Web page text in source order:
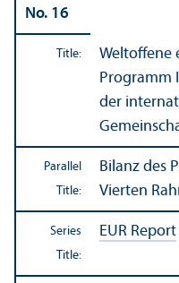
No. 16
Title:
Weltoffene
Programm
der
Parallel
Title:
Bilanz des
Vierten
Series
Title:
EUR Report